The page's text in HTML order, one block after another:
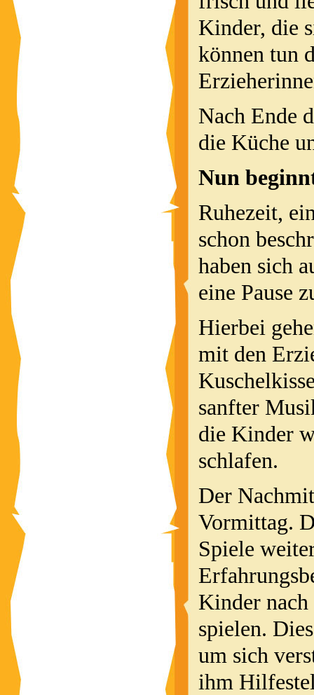
Kinder, die
können tun
Nach Ende
die Küche
Nun
Ruhezeit,
schon
haben sich
eine Pause
Hierbei
mit den
sanfter
die Kinder
schlafen.
Der
Vormittag.
Spiele
Kinder nach
spielen.
um sich
ihm